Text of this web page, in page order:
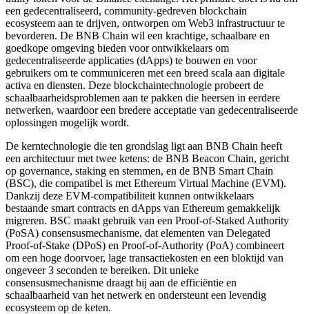
een gedecentraliseerd, community-gedreven blockchain
ecosysteem aan te drijven, ontworpen om Web3 infrastructuur te
bevorderen. De BNB Chain wil een krachtige, schaalbare en
goedkope omgeving bieden voor ontwikkelaars om
gedecentraliseerde applicaties (dApps) te bouwen en voor
gebruikers om te communiceren met een breed scala aan digitale
activa en diensten. Deze blockchaintechnologie probeert de
schaalbaarheidsproblemen aan te pakken die heersen in eerdere
netwerken, waardoor een bredere acceptatie van gedecentraliseerde
oplossingen mogelijk wordt.
De kerntechnologie die ten grondslag ligt aan BNB Chain heeft
een architectuur met twee ketens: de BNB Beacon Chain, gericht
op governance, staking en stemmen, en de BNB Smart Chain
(BSC), die compatibel is met Ethereum Virtual Machine (EVM).
Dankzij deze EVM-compatibiliteit kunnen ontwikkelaars
bestaande smart contracts en dApps van Ethereum gemakkelijk
migreren. BSC maakt gebruik van een Proof-of-Staked Authority
(PoSA) consensusmechanisme, dat elementen van Delegated
Proof-of-Stake (DPoS) en Proof-of-Authority (PoA) combineert
om een hoge doorvoer, lage transactiekosten en een bloktijd van
ongeveer 3 seconden te bereiken. Dit unieke
consensusmechanisme draagt bij aan de efficiëntie en
schaalbaarheid van het netwerk en ondersteunt een levendig
ecosysteem op de keten.